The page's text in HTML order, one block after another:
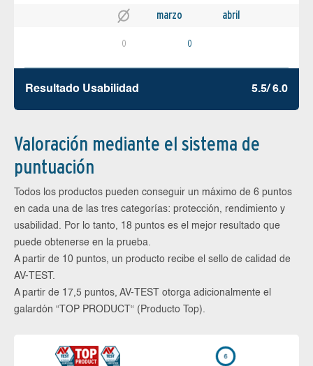
marzo abril
0 0
Resultado Usabilidad 5.5/ 6.0
Valoración mediante el sistema de
puntuación
Todos los productos pueden conseguir un máximo de 6 puntos
en cada una de las tres categorías: protección, rendimiento y
usabilidad. Por lo tanto, 18 puntos es el mejor resultado que
puede obtenerse en la prueba.
A partir de 10 puntos, un producto recibe el sello de calidad de
AV-TEST.
A partir de 17,5 puntos, AV-TEST otorga adicionalmente el
galardón “TOP PRODUCT“ (Producto Top).